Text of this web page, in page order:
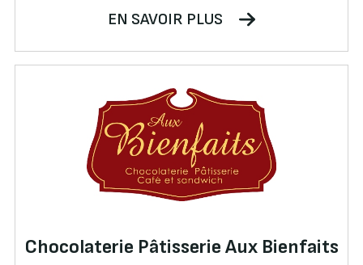
EN SAVOIR PLUS
Chocolaterie Pâtisserie Aux Bienfaits